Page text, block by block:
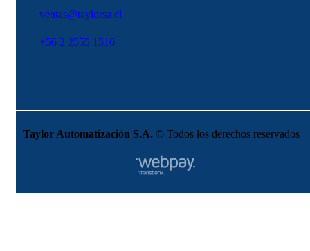
ventas@taylorsa.cl
+56 2 2555 1516
Taylor Automatización S.A. © Todos los derechos reservados